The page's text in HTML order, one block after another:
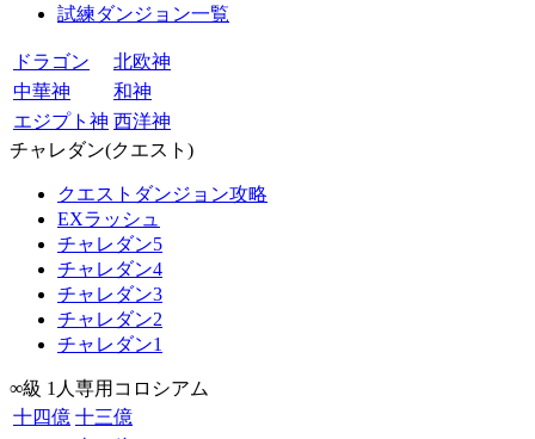
試練ダンジョン一覧
ドラゴン
北欧神
中華神
和神
エジプト神 西洋神
チャレダン(クエスト)
クエストダンジョン攻略
EXラッシュ
チャレダン5
チャレダン4
チャレダン3
チャレダン2
チャレダン1
∞級 1人専用コロシアム
十四億 十三億